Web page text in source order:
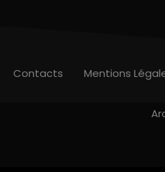
Contacts Mentions